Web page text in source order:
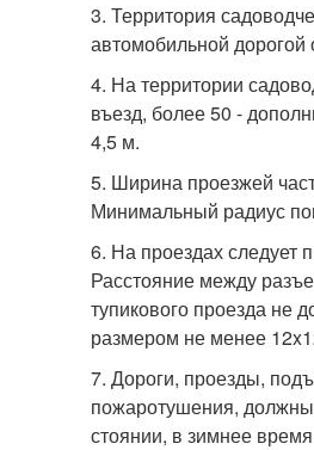
3. Территория
автомобильной
4. На территории
въезд, более 50 -
4,5 м.
5. Ширина проезжей
Минимальный радиус
6. На проездах следует
Расстояние между
тупикового проезда не
размером не менее
7. Дороги, проезды,
пожаротушения, должны
стоянии, в зимнее